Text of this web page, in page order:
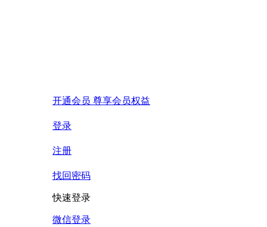
开通会员 尊享会员权益
登录
注册
找回密码
快速登录
微信登录